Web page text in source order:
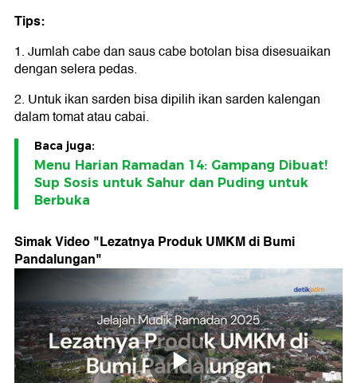
Tips:
1. Jumlah cabe dan saus cabe botolan bisa disesuaikan
dengan selera pedas.
2. Untuk ikan sarden bisa dipilih ikan sarden kalengan
dalam tomat atau cabai.
Baca juga:
Menu Harian Ramadan 14: Gampang Dibuat!
Sup Sosis untuk Sahur dan Puding untuk
Berbuka
Simak Video "Lezatnya Produk UMKM di Bumi
Pandalungan"